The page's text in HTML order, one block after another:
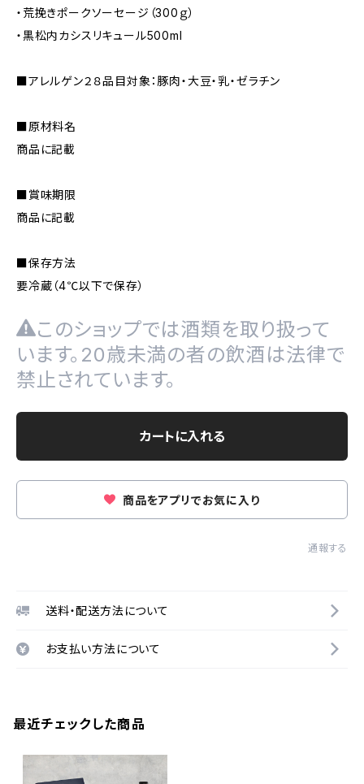
・荒挽きポークソーセージ（300ｇ）
・黒松内カシスリキュール500ml
■アレルゲン２８品目対象：豚肉・大豆・乳・ゼラチン
■原材料名
商品に記載
■賞味期限
商品に記載
■保存方法
要冷蔵（4℃以下で保存）
このショップでは酒類を取り扱って
います。20歳未満の者の飲酒は法律で
禁止されています。
カートに入れる
商品をアプリでお気に入り
通報する
送料・配送方法について
お支払い方法について
最近チェックした商品